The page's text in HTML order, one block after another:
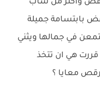
واكثر من شاب
بابتسامة جميلة
في جمالها ويثني
قررت هي ان تتخذ
معايا ؟